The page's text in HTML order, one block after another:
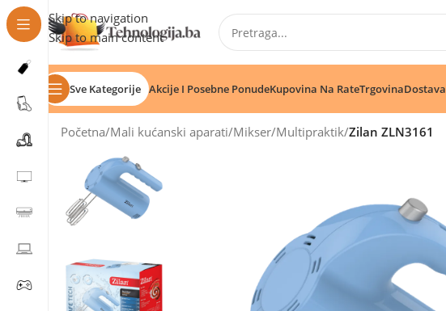
Skip to navigation
Skip to main content
Sve Kategorije Akcije I Posebne PonudeKupovina Na RateTrgovinaDostava
Početna/Mali kućanski aparati/Mikser/Multipraktik/Zilan ZLN3161